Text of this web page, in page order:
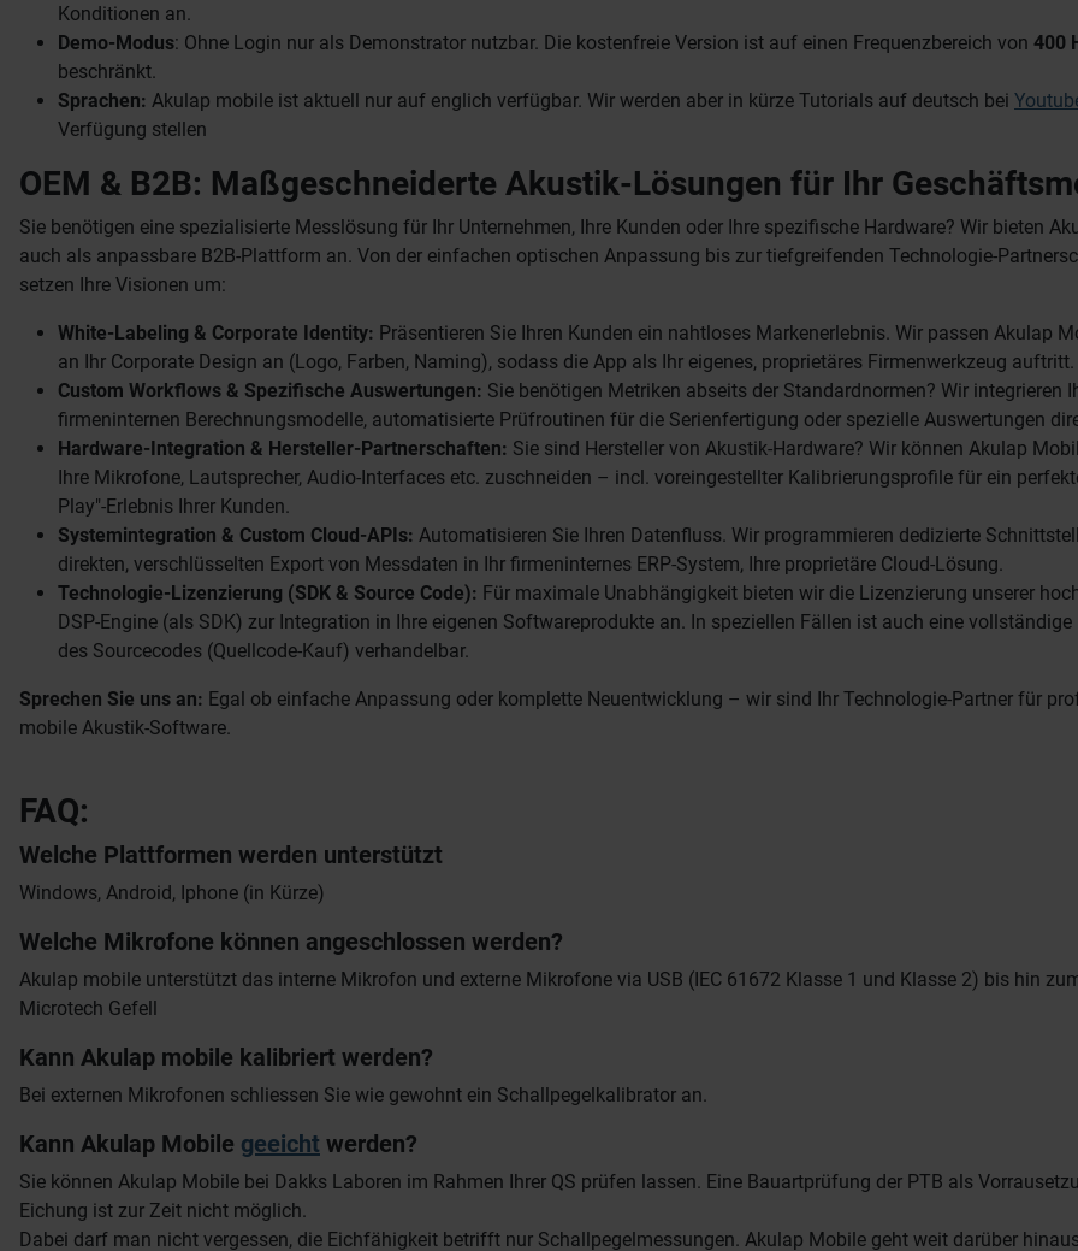
Konditionen an.
Demo-Modus: Ohne Login nur als Demonstrator nutzbar. Die kostenfreie Version ist auf einen Frequenzbereich von 400
beschränkt.
Sprachen: Akulap mobile ist aktuell nur auf englich verfügbar. Wir werden aber in kürze Tutorials auf deutsch bei
Verfügung stellen
OEM & B2B: Maßgeschneiderte Akustik-Lösungen für Ihr
Sie benötigen eine spezialisierte Messlösung für Ihr Unternehmen, Ihre Kunden oder Ihre spezifische Hardware? Wir bieten
auch als anpassbare B2B-Plattform an. Von der einfachen optischen Anpassung bis zur tiefgreifenden Technologie-
setzen Ihre Visionen um:
White-Labeling & Corporate Identity: Präsentieren Sie Ihren Kunden ein nahtloses Markenerlebnis. Wir passen Akulap
an Ihr Corporate Design an (Logo, Farben, Naming), sodass die App als Ihr eigenes, proprietäres Firmenwerkzeug auftritt.
Custom Workflows & Spezifische Auswertungen: Sie benötigen Metriken abseits der Standardnormen? Wir integrieren
firmeninternen Berechnungsmodelle, automatisierte Prüfroutinen für die Serienfertigung oder spezielle Auswertungen
Hardware-Integration & Hersteller-Partnerschaften: Sie sind Hersteller von Akustik-Hardware? Wir können Akulap
Ihre Mikrofone, Lautsprecher, Audio-Interfaces etc. zuschneiden – incl. voreingestellter Kalibrierungsprofile für ein
Play"-Erlebnis Ihrer Kunden.
Systemintegration & Custom Cloud-APIs: Automatisieren Sie Ihren Datenfluss. Wir programmieren dedizierte
direkten, verschlüsselten Export von Messdaten in Ihr firmeninternes ERP-System, Ihre proprietäre Cloud-Lösung.
Technologie-Lizenzierung (SDK & Source Code): Für maximale Unabhängigkeit bieten wir die Lizenzierung unserer
DSP-Engine (als SDK) zur Integration in Ihre eigenen Softwareprodukte an. In speziellen Fällen ist auch eine vollständige
des Sourcecodes (Quellcode-Kauf) verhandelbar.
Sprechen Sie uns an: Egal ob einfache Anpassung oder komplette Neuentwicklung – wir sind Ihr Technologie-Partner für
mobile Akustik-Software.
FAQ:
Welche Plattformen werden unterstützt
Windows, Android, Iphone (in Kürze)
Welche Mikrofone können angeschlossen werden?
Akulap mobile unterstützt das interne Mikrofon und externe Mikrofone via USB (IEC 61672 Klasse 1 und Klasse 2) bis hin
Microtech Gefell
Kann Akulap mobile kalibriert werden?
Bei externen Mikrofonen schliessen Sie wie gewohnt ein Schallpegelkalibrator an.
Kann Akulap Mobile geeicht werden?
Sie können Akulap Mobile bei Dakks Laboren im Rahmen Ihrer QS prüfen lassen. Eine Bauartprüfung der PTB als
Eichung ist zur Zeit nicht möglich.
Dabei darf man nicht vergessen, die Eichfähigkeit betrifft nur Schallpegelmessungen. Akulap Mobile geht weit darüber